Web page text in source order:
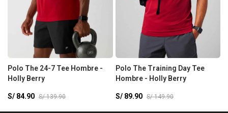
Polo The 24-7 Tee Hombre -
Holly Berry
S/ 84.90 S/ 139.90
Polo The Training Day Tee
Hombre - Holly Berry
S/ 89.90 S/ 149.90